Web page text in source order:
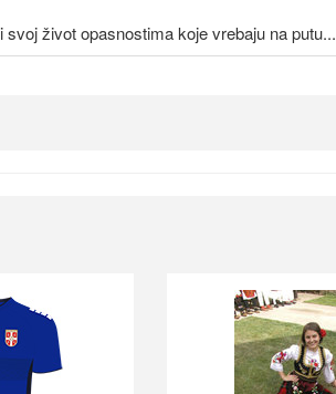
život opasnostima koje vrebaju na putu...